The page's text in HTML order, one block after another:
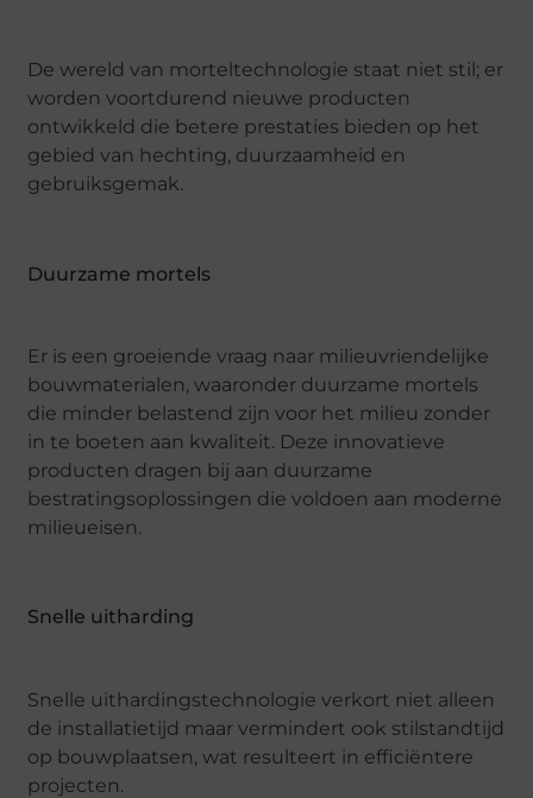
De wereld van morteltechnologie staat niet stil; er
worden voortdurend nieuwe producten
ontwikkeld die betere prestaties bieden op het
gebied van hechting, duurzaamheid en
gebruiksgemak.
Duurzame mortels
Er is een groeiende vraag naar milieuvriendelijke
bouwmaterialen, waaronder duurzame mortels
die minder belastend zijn voor het milieu zonder
in te boeten aan kwaliteit. Deze innovatieve
producten dragen bij aan duurzame
bestratingsoplossingen die voldoen aan moderne
milieueisen.
Snelle uitharding
Snelle uithardingstechnologie verkort niet alleen
de installatietijd maar vermindert ook stilstandtijd
op bouwplaatsen, wat resulteert in efficiëntere
projecten.